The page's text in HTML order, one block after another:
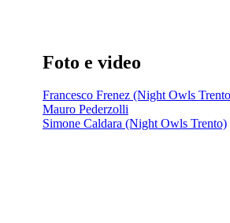
Foto e video
Francesco Frenez (Night Owls
Mauro Pederzolli
Simone Caldara (Night Owls Trento)